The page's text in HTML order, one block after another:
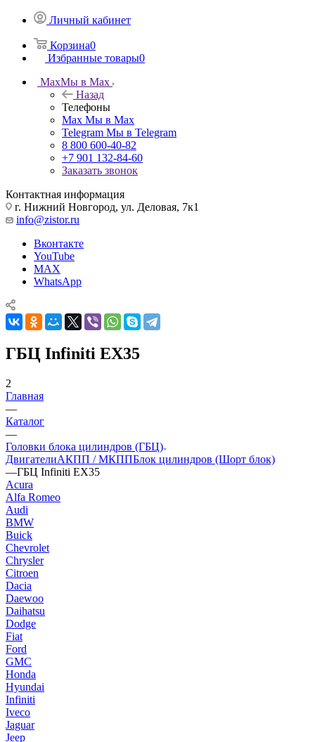
Личный кабинет
Корзина0
Избранные товары0
MaxМы в Max
Назад
Телефоны
Max Мы в Max
Telegram Мы в Telegram
8 800 600-40-82
+7 901 132-84-60
Заказать звонок
Контактная информация
г. Нижний Новгород, ул. Деловая, 7к1
info@zistor.ru
Вконтакте
YouTube
MAX
WhatsApp
ГБЦ Infiniti EX35
2
Главная
—
Каталог
—
Головки блока цилиндров (ГБЦ)
ДвигателиАКПП / МКППБлок цилиндров (Шорт блок)
—ГБЦ Infiniti EX35
Acura
Alfa Romeo
Audi
BMW
Buick
Chevrolet
Chrysler
Citroen
Dacia
Daewoo
Daihatsu
Dodge
Fiat
Ford
GMC
Honda
Hyundai
Infiniti
Iveco
Jaguar
Jeep